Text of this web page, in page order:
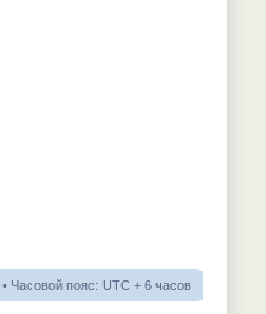
• Часовой пояс: UTC + 6 часов